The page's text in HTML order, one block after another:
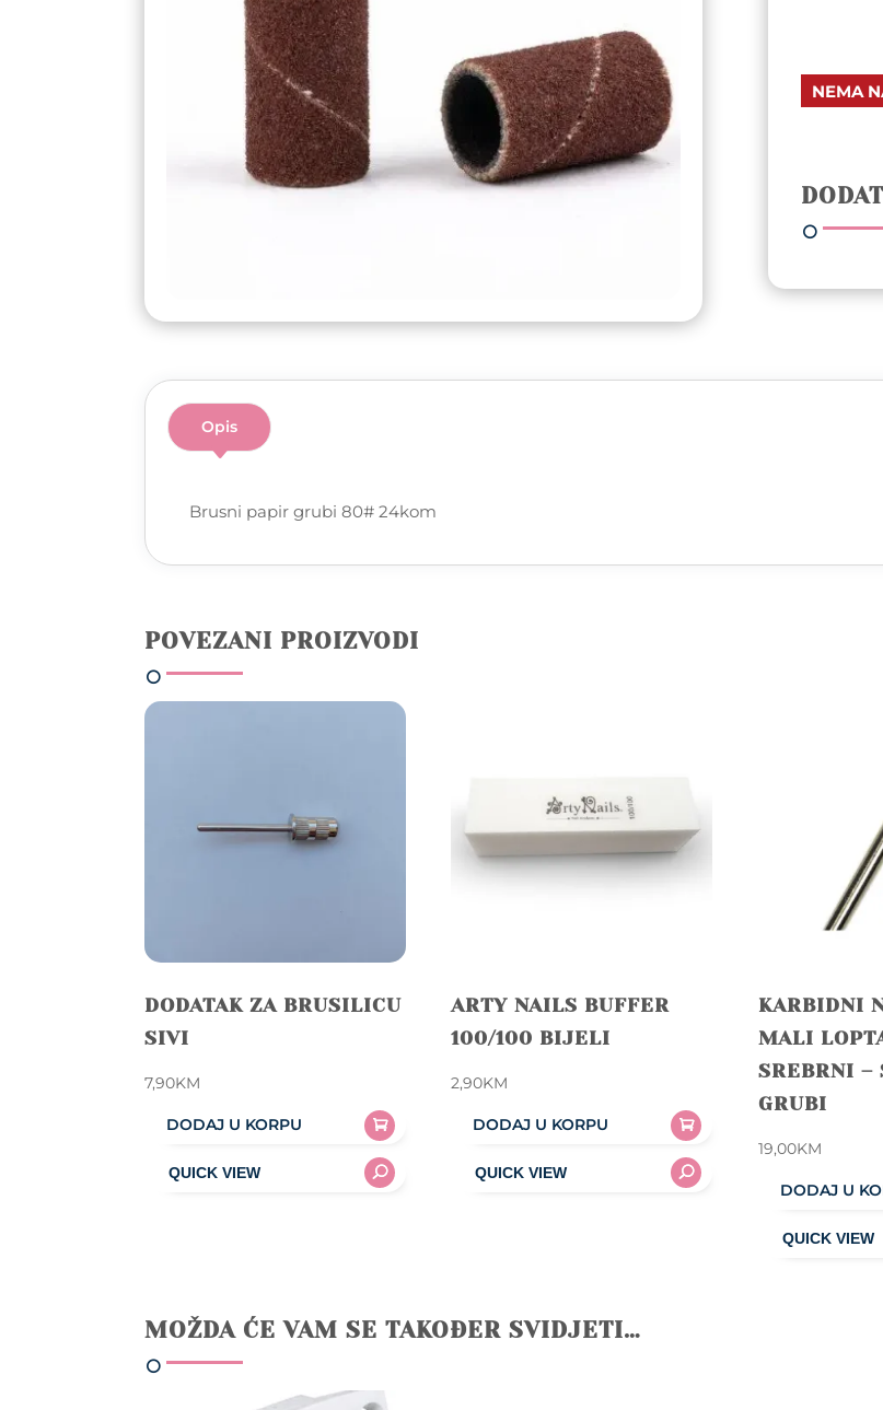
NEMA
Opis
Brusni papir grubi 80# 24kom
POVEZANI PROIZVODI
DODATAK ZA BRUSILICU
SIVI
7,90KM
DODAJ U KORPU
ARTY NAILS BUFFER
100/100 BIJELI
2,90KM
DODAJ U KORPU
KARBIDNI
MALI
SREBRNI –
GRUBI
19,00KM
DODAJ U
MOŽDA ĆE VAM SE TAKOĐER SVIDJETI…